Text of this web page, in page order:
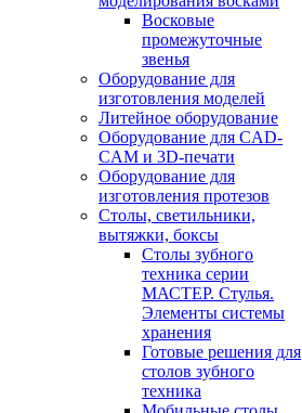
Восковые
промежуточные
звенья
Оборудование для
изготовления моделей
Литейное оборудование
Оборудование для CAD-
CAM и 3D-печати
Оборудование для
изготовления протезов
Cтолы, светильники,
вытяжки, боксы
Столы зубного
техника серии
МАСТЕР. Стулья.
Элементы системы
хранения
Готовые решения для
столов зубного
техника